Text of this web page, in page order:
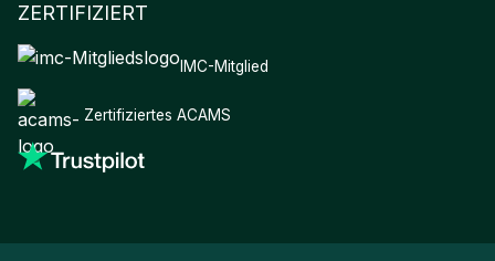
ZERTIFIZIERT
IMC-Mitglied
Zertifiziertes ACAMS